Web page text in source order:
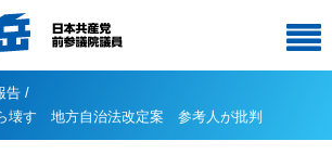
告 /
壊す 地方自治法改定案 参考人が批判